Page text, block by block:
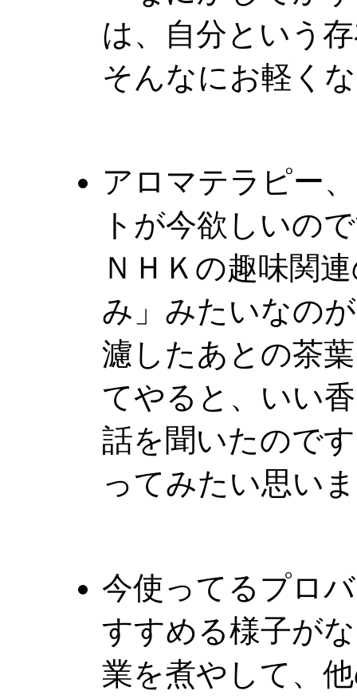
は、自分という
そんなにお軽く
アロマテラピー
トが今欲しいの
ＮＨＫの趣味関
み」みたいなの
濾したあとの茶
てやると、いい
話を聞いたので
ってみたい思い
今使ってるプロ
すすめる様子が
業を煮やして、